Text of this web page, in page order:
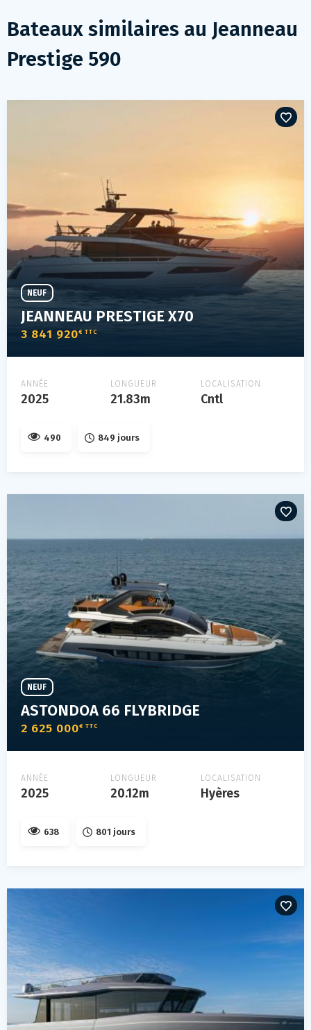
Bateaux similaires au Jeanneau
Prestige 590
JEANNEAU PRESTIGE X70
3 841 920€ TTC
NEUF
ANNÉE
2025
LONGUEUR
21.83m
LOCALISATION
Cntl
490 849 jours
ASTONDOA 66 FLYBRIDGE
2 625 000€ TTC
NEUF
ANNÉE
2025
LONGUEUR
20.12m
LOCALISATION
Hyères
638 801 jours